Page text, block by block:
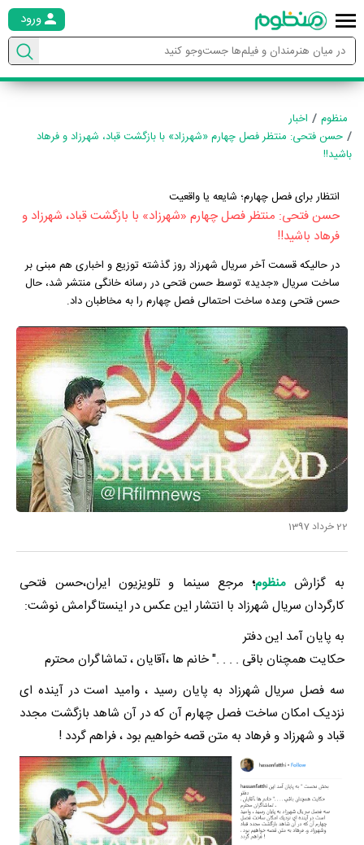
ورود
منظوم
اخبار
حسن فتحی: منتظر فصل چهارم «شهرزاد» با بازگشت قباد، شهرزاد و فرهاد
باشید!!
انتظار برای فصل چهارم؛ شایعه یا واقعیت
حسن فتحی: منتظر فصل چهارم «شهرزاد» با بازگشت قباد، شهرزاد و
فرهاد باشید!!
در حالیکه قسمت آخر سریال شهرزاد روز گذشته توزیع و اخباری هم مبنی بر
ساخت سریال «جدید» توسط حسن فتحی در رسانه خانگی منتشر شد، حال
حسن فتحی وعده ساخت احتمالی فصل چهارم را به مخاطبان داد.
22 خرداد 1397
به گزارش منظوم؛ مرجع سینما و تلویزیون ایران،حسن فتحی
کارگردان سریال شهرزاد با انتشار این عکس در اینستاگرامش نوشت:
به پایان آمد این دفتر
حکایت همچنان باقی . . . ." خانم ها ،آقایان ، تماشاگران محترم
سه فصل سریال شهرزاد به پایان رسید ، وامید است در آینده ای
نزدیک امکان ساخت فصل چهارم آن که در آن شاهد بازگشت مجدد
قباد و شهرزاد و فرهاد به متن قصه خواهیم بود ، فراهم گردد !